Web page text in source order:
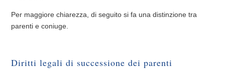
Per maggiore chiarezza, di seguito si fa una distinzione tra
parenti e coniuge.
Diritti legali di successione dei parenti